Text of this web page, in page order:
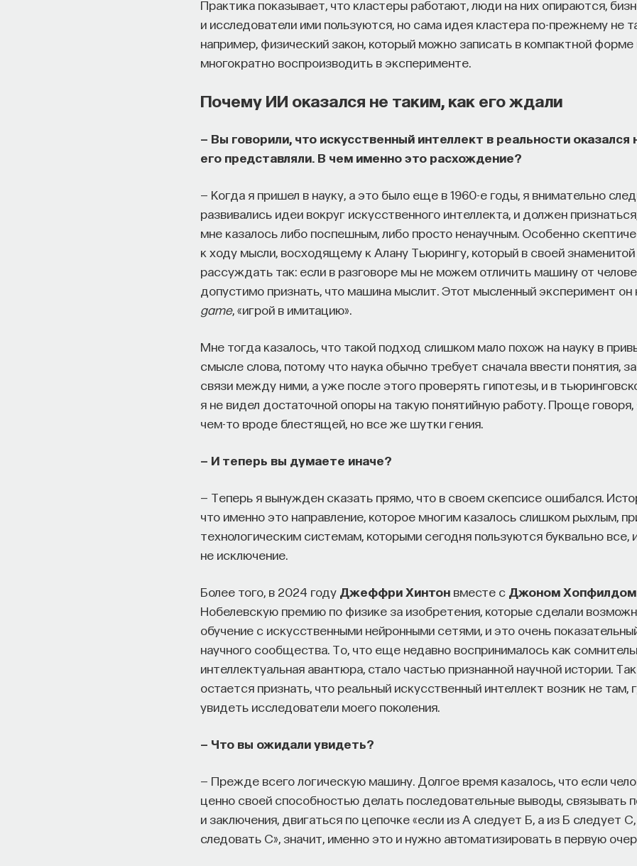
Практика показывает, что кластеры работают, люди на них опираются,
и исследователи ими пользуются, но сама идея кластера по-прежнему не
например, физический закон, который можно записать в компактной
многократно воспроизводить в эксперименте.
Почему ИИ оказался не таким, как его ждали
— Вы говорили, что искусственный интеллект в реальности оказался
его представляли. В чем именно это расхождение?
— Когда я пришел в науку, а это было еще в 1960-е годы, я внимательно
развивались идеи вокруг искусственного интеллекта, и должен
мне казалось либо поспешным, либо просто ненаучным. Особенно
к ходу мысли, восходящему к Алану Тьюрингу, который в своей
рассуждать так: если в разговоре мы не можем отличить машину от
допустимо признать, что машина мыслит. Этот мысленный эксперимент он
game, «игрой в имитацию».
Мне тогда казалось, что такой подход слишком мало похож на науку в
смысле слова, потому что наука обычно требует сначала ввести понятия,
связи между ними, а уже после этого проверять гипотезы, и в
я не видел достаточной опоры на такую понятийную работу. Проще говоря,
чем-то вроде блестящей, но все же шутки гения.
— И теперь вы думаете иначе?
— Теперь я вынужден сказать прямо, что в своем скепсисе ошибался.
что именно это направление, которое многим казалось слишком рыхлым,
технологическим системам, которыми сегодня пользуются буквально все,
не исключение.
Более того, в 2024 году Джеффри Хинтон вместе с Джоном Хопфилдом
Нобелевскую премию по физике за изобретения, которые сделали
обучение с искусственными нейронными сетями, и это очень
научного сообщества. То, что еще недавно воспринималось как
интеллектуальная авантюра, стало частью признанной научной истории.
остается признать, что реальный искусственный интеллект возник не там,
увидеть исследователи моего поколения.
— Что вы ожидали увидеть?
— Прежде всего логическую машину. Долгое время казалось, что если
ценно своей способностью делать последовательные выводы, связывать
и заключения, двигаться по цепочке «если из А следует Б, а из Б следует
следовать С», значит, именно это и нужно автоматизировать в первую